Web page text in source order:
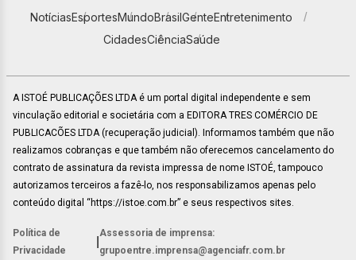
NotíciasEsportesMundoBrasilGenteEntretenimento
CidadesCiênciaSaúde
A ISTOÉ PUBLICAÇÕES LTDA é um portal digital independente e sem
vinculação editorial e societária com a EDITORA TRES COMÉRCIO DE
PUBLICACÕES LTDA (recuperação judicial). Informamos também que não
realizamos cobranças e que também não oferecemos cancelamento do
contrato de assinatura da revista impressa de nome ISTOÉ, tampouco
autorizamos terceiros a fazê-lo, nos responsabilizamos apenas pelo
conteúdo digital “https://istoe.com.br” e seus respectivos sites.
Política de
Privacidade
Assessoria de imprensa:
grupoentre.imprensa@agenciafr.com.br